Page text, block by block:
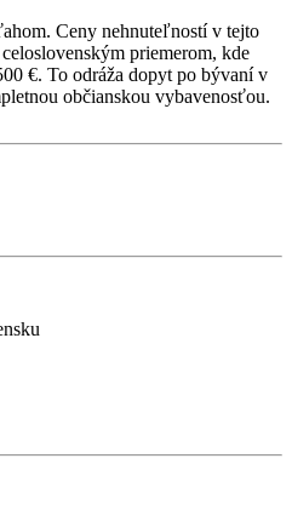
Ceny nehnuteľností v tejto
priemerom, kde
€. To odráža dopyt po bývaní v
občianskou vybavenosťou.